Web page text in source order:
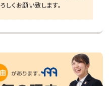
しくお願い致します。